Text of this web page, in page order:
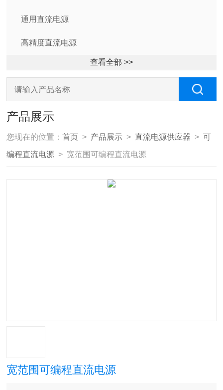
通用直流电源
高精度直流电源
查看全部 >>
产品展示
您现在的位置：首页 > 产品展示 > 直流电源供应器 >可
编程直流电源 > 宽范围可编程直流电源
宽范围可编程直流电源